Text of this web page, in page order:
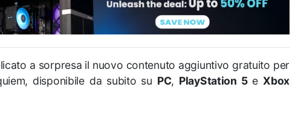
a sorpresa il nuovo contenuto aggiuntivo gratuito per
, disponibile da subito su PC, PlayStation 5eXbox